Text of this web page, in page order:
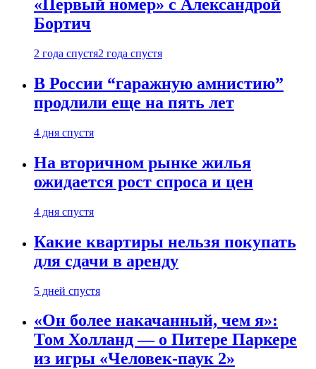
«Первый номер» с Александрой
Бортич
2 года спустя2 года спустя
В России “гаражную амнистию”
продлили еще на пять лет
4 дня спустя
На вторичном рынке жилья
ожидается рост спроса и цен
4 дня спустя
Какие квартиры нельзя покупать
для сдачи в аренду
5 дней спустя
«Он более накачанный, чем я»:
Том Холланд — о Питере Паркере
из игры «Человек-паук 2»